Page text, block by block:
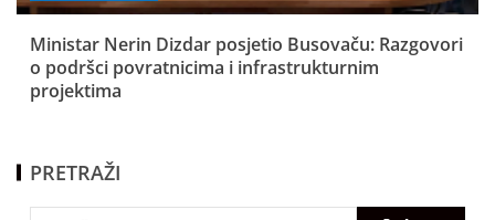
Ministar Nerin Dizdar posjetio Busovaču: Razgovori
o podršci povratnicima i infrastrukturnim
projektima
PRETRAŽI